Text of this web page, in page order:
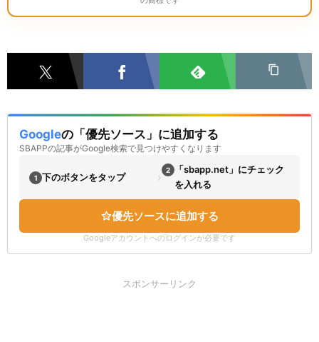
Googleの「優先ソース」に追加する
SBAPPの記事がGoogle検索で見つけやすくなります
1 下のボタンをタップ › 2
「sbapp.net」にチェック
を入れる
優先ソースに追加する
Googleアカウントへのログインが必要です
スポンサーリンク